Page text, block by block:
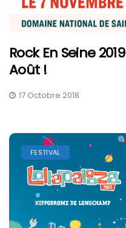
Rock En Seine
Août !
17 Octobre 2018
FESTIVAL